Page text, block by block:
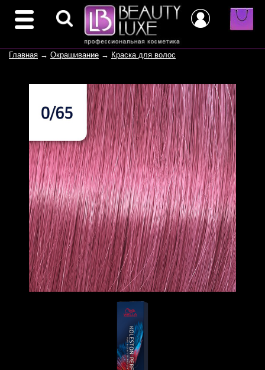
Главная → Окрашивание → Краска для волос